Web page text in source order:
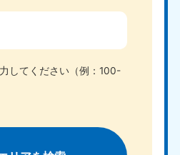
してください（例：100-